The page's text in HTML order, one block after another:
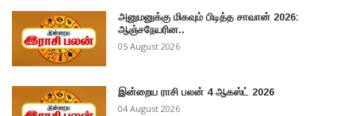
அனுமனுக்கு மிகவும் பிடித்த சாவான் 2026:
ஆஞ்சநேயரின..
05 August 2026
இன்றைய ராசி பலன் 4 ஆகஸ்ட் 2026
04 August 2026